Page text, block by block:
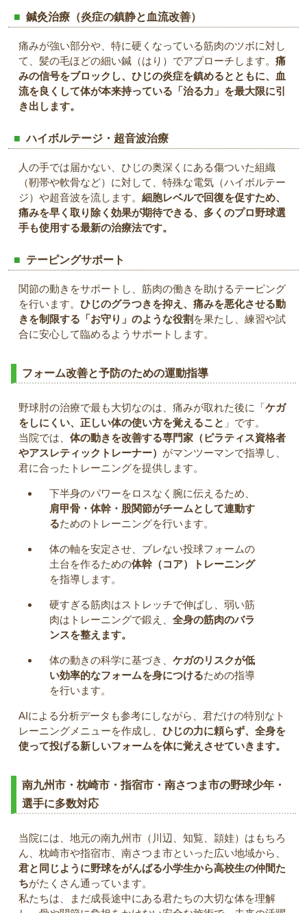
鍼灸治療（炎症の鎮静と血流改善）
痛みが強い部分や、特に硬くなっている筋肉のツボに対し
て、髪の毛ほどの細い鍼（はり）でアプローチします。 痛
みの信号をブロックし、ひじの炎症を鎮めるとともに、血
流を良くして体が本来持っている「治る力」を最大限に引
き出します。
ハイボルテージ・超音波治療
人の手では届かない、ひじの奥深くにある傷ついた組織
（靭帯や軟骨など）に対して、特殊な電気（ハイボルテー
ジ）や超音波を流します。 細胞レベルで回復を促すため、
痛みを早く取り除く効果が期待できる、多くのプロ野球選
手も使用する最新の治療法です。
テーピングサポート
関節の動きをサポートし、筋肉の働きを助けるテーピング
を行います。 ひじのグラつきを抑え、痛みを悪化させる動
きを制限する「お守り」のような役割 を果たし、練習や試
合に安心して臨めるようサポートします。
フォーム改善と予防のための運動指導
野球肘の治療で最も大切なのは、痛みが取れた後に「ケガ
をしにくい、正しい体の使い方を覚えること 」です。
当院では、 体の動きを改善する専門家（ピラティス資格者
やアスレティックトレーナー） がマンツーマンで指導し、
君に合ったトレーニングを提供します。
下半身のパワーをロスなく腕に伝えるため、
肩甲骨・体幹・股関節がチームとして連動す
るためのトレーニングを行います。
体の軸を安定させ、ブレない投球フォームの
土台を作るための体幹（コア）トレーニング
を指導します。
硬すぎる筋肉はストレッチで伸ばし、弱い筋
肉はトレーニングで鍛え、 全身の筋肉のバラ
ンスを整えます。
体の動きの科学に基づき、 ケガのリスクが低
い効率的なフォームを身につけるための指導
を行います。
AIによる分析データも参考にしながら、君だけの特別なト
レーニングメニューを作成し、 ひじの力に頼らず、全身を
使って投げる新しいフォームを体に覚えさせていきます。
南九州市・枕崎市・指宿市・南さつま市の野球少年・
選手に多数対応
当院には、地元の南九州市（川辺、知覧、頴娃）はもちろ
ん、枕崎市や指宿市、南さつま市といった広い地域から、
君と同じように野球をがんばる小学生から高校生の仲間た
ちがたくさん通っています。
私たちは、まだ成長途中にある君たちの大切な体を理解